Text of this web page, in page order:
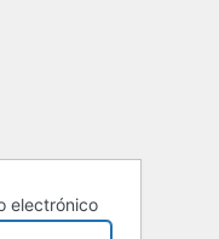
electrónico